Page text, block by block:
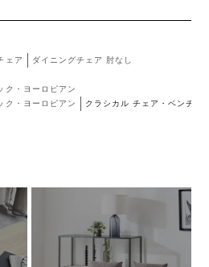
ェア
ダイニングチェア 肘なし
ク・ヨーロピアン
ク・ヨーロピアン クラシカル チェア・ベンチ